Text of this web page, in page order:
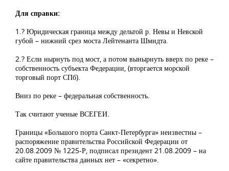
Для справки:
1.? Юридическая граница между дельтой р. Невы и Невской
губой – нижний срез моста Лейтенанта Шмидта.
2.? Если нырнуть под мост, а потом вынырнуть вверх по реке –
собственность субъекта Федерации, (вторгается морской
торговый порт СПб).
Вниз по реке – федеральная собственность.
Так считают ученые ВСЕГЕИ.
Границы «Большого порта Санкт-Петербурга» неизвестны –
распоряжение правительства Российской Федерации от
20.08.2009 № 1225-Р, подписал президент 21.08.2009 – на
сайте правительства данных нет – «секретно».